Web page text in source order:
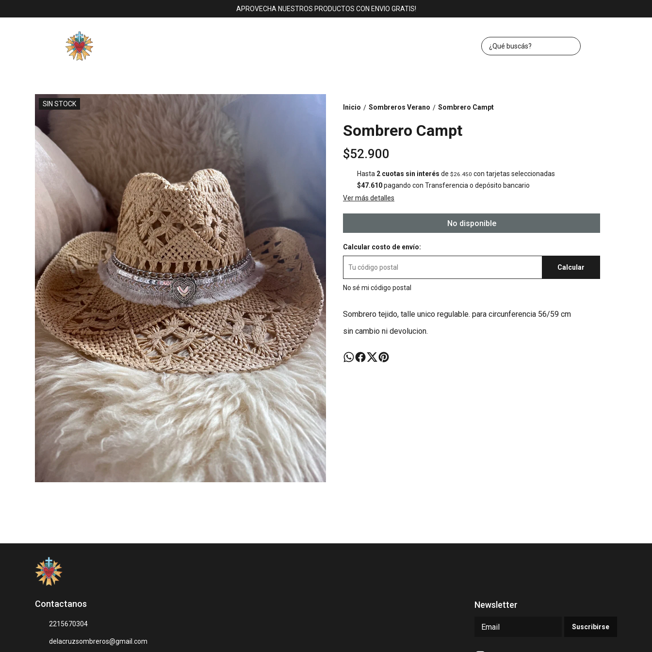
APROVECHA NUESTROS PRODUCTOS CON ENVIO GRATIS!
SIN STOCK Inicio / Sombreros Verano / Sombrero Campt
Sombrero Campt
$52.900
Hasta 2 cuotas sin interés de $26.450 con tarjetas seleccionadas
$47.610pagando con Transferencia o depósito bancario
Ver más detalles
No disponible
Calcular costo de envío:
Calcular
No sé mi código postal
Sombrero tejido, talle unico regulable. para circunferencia 56/59 cm
sin cambio ni devolucion.
Contactanos
2215670304
delacruzsombreros@gmail.com
Newsletter
Suscribirse